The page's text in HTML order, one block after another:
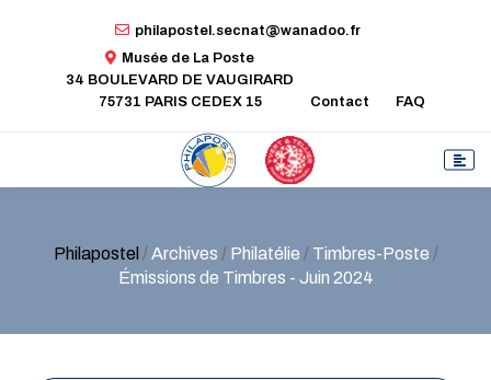
philapostel.secnat@wanadoo.fr
Musée de La Poste
34 BOULEVARD DE VAUGIRARD
75731 PARIS CEDEX 15
Contact FAQ
Philapostel /Archives / Philatélie / Timbres-Poste /
Émissions de Timbres - Juin 2024